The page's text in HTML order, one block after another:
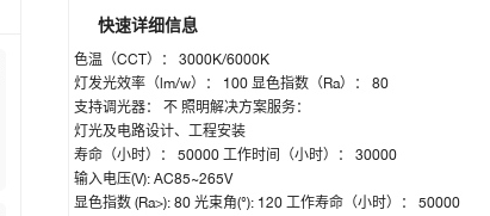
快速详细信息
色温（CCT）： 3000K/6000K
灯发光效率（lm/w）： 100 显色指数（Ra）： 80
支持调光器： 不 照明解决方案服务：
灯光及电路设计、工程安装
寿命（小时）： 50000 工作时间（小时）： 30000
输入电压(V): AC85~265V
显色指数 (Ra>): 80 光束角(°): 120 工作寿命（小时）： 50000